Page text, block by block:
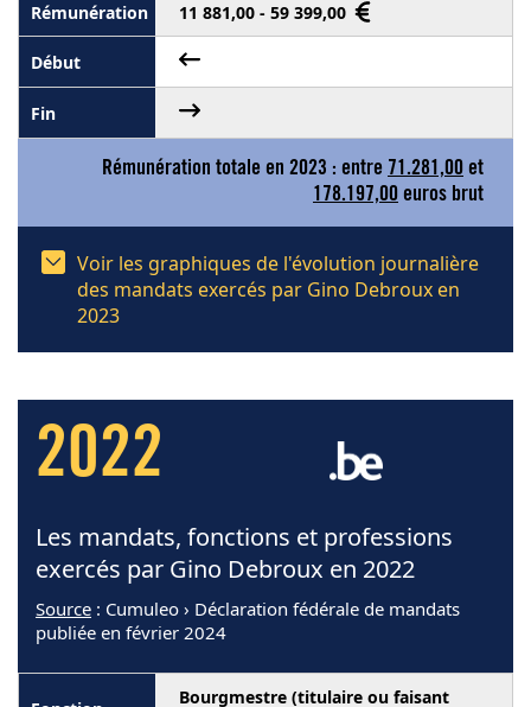
11 881,00 - 59 399,00
Rémunération totale en 2023 : entre 71.281,00 et
178.197,00 euros brut
Voir les graphiques de l'évolution journalière
des mandats exercés par Gino Debroux en
2023
2022
Les mandats, fonctions et professions
exercés par Gino Debroux en 2022
Source : Cumuleo › Déclaration fédérale de mandats
publiée en février 2024
Bourgmestre (titulaire ou faisant